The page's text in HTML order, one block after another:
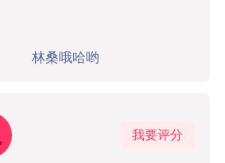
林桑哦哈哟
我要评分